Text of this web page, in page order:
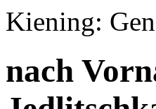
Kiening:
nach